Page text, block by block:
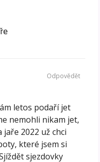
letos podaří jet
nemohli nikam jet,
2022 už chci
které jsem si
sjezdovky
Odpovědět